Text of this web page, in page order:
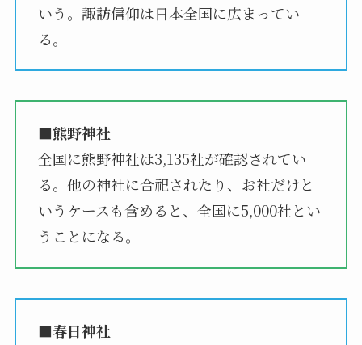
いう。諏訪信仰は日本全国に広まってい
る。
■熊野神社
全国に熊野神社は3,135社が確認されてい
る。他の神社に合祀されたり、お社だけと
いうケースも含めると、全国に5,000社とい
うことになる。
■春日神社